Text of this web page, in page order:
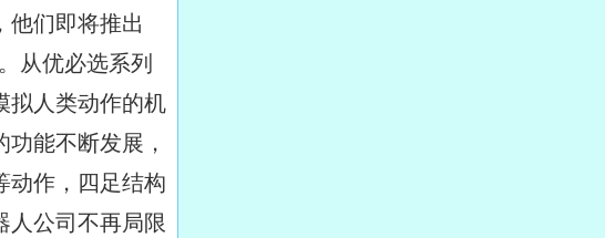
他们即将推出
从优必选系列
拟人类动作的机
能不断发展，
动作，四足结构
人公司不再局限